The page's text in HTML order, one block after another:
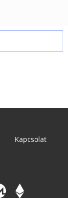
Kapcsolat